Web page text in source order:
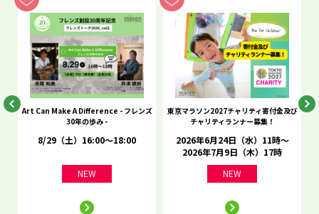
Art Can Make A Difference - フレンズ
30年の歩み -
8/29（土）16:00～18:00
NEW
東京マラソン2027チャリティ寄付金及び
チャリティランナー募集！
2026年6月24日（水）11時～
2026年7月9日（木）17時
NEW